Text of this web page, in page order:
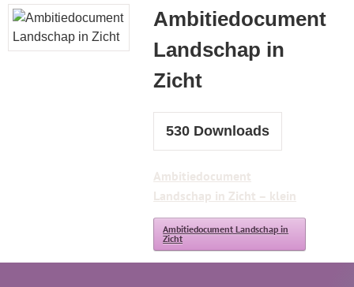
Ambitiedocument
Landschap in
Zicht
530 Downloads
Ambitiedocument
Landschap in Zicht – klein
Ambitiedocument Landschap in
Zicht